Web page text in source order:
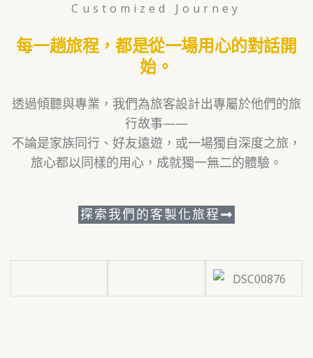
Customized Journey
每一趟旅程，都是從一場用心的對話開
始。
透過傾聽與專業，我們為旅客設計出專屬於他們的旅
行故事——
不論是家族同行、好友遠遊，或一場獨自深度之旅，
旅心都以同樣的用心，成就獨一無二的體驗。
探索我們的客製化旅程